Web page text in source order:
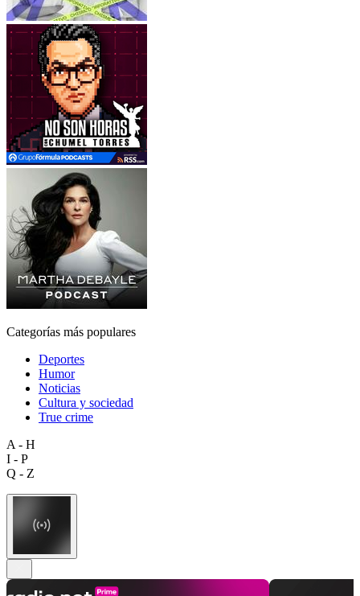
Categorías más populares
Deportes
Humor
Noticias
Cultura y sociedad
True crime
A - H
I - P
Q - Z